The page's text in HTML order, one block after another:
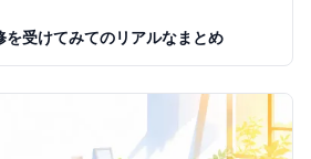
受けてみてのリアルなまとめ